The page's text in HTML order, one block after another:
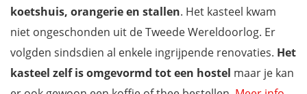
koetshuis, orangerie en stallen. Het kasteel kwam
niet ongeschonden uit de Tweede Wereldoorlog. Er
volgden sindsdien al enkele ingrijpende renovaties. Het
kasteel zelf is omgevormd tot een hostel maar je kan